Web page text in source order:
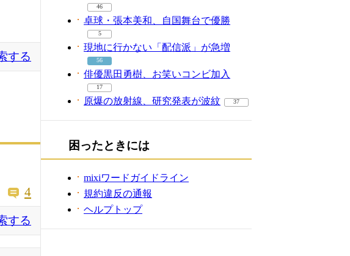
する
4
する
46
卓球・張本美和、自国舞台で優勝
5
現地に行かない「配信派」が急増
56
俳優黒田勇樹、お笑いコンビ加入
17
原爆の放射線、研究発表が波紋 37
困ったときには
mixiワードガイドライン
規約違反の通報
ヘルプトップ